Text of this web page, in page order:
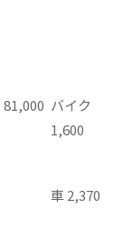
81,000 バイク
1,600
車 2,370